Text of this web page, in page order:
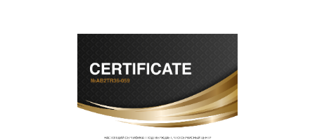
современное оборудование и
лицензированное ПО в ремонтно-
диагностических мастерских;
собственный склад комплектующих, что
позволяет сократить сроки
восстановительных работ;